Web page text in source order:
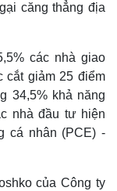
căng thẳng địa
các nhà giao
cắt giảm 25 điểm
34,5% khả năng
nhà đầu tư hiện
cá nhân (PCE) -
của Công ty